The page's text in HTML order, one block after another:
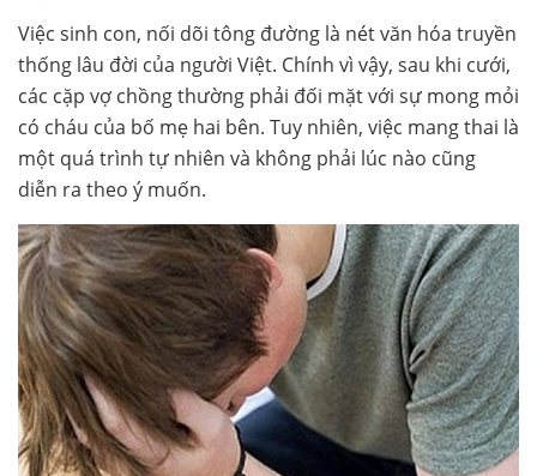
Việc sinh con, nối dõi tông đường là nét văn hóa truyền
thống lâu đời của người Việt. Chính vì vậy, sau khi cưới,
các cặp vợ chồng thường phải đối mặt với sự mong mỏi
có cháu của bố mẹ hai bên. Tuy nhiên, việc mang thai là
một quá trình tự nhiên và không phải lúc nào cũng
diễn ra theo ý muốn.